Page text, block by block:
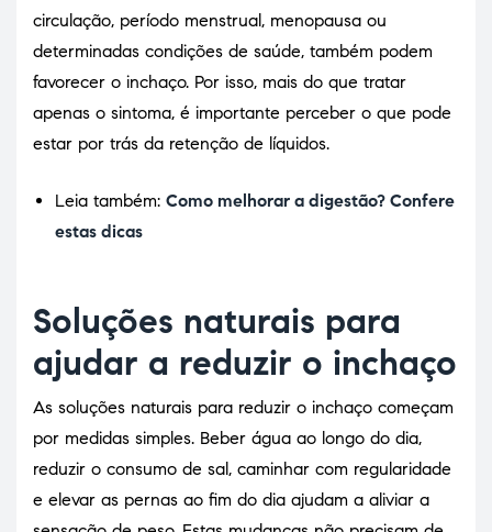
circulação, período menstrual, menopausa ou
determinadas condições de saúde, também podem
favorecer o inchaço. Por isso, mais do que tratar
apenas o sintoma, é importante perceber o que pode
estar por trás da retenção de líquidos.
Leia também: Como melhorar a digestão? Confere
estas dicas
Soluções naturais para
ajudar a reduzir o inchaço
As soluções naturais para reduzir o inchaço começam
por medidas simples. Beber água ao longo do dia,
reduzir o consumo de sal, caminhar com regularidade
e elevar as pernas ao fim do dia ajudam a aliviar a